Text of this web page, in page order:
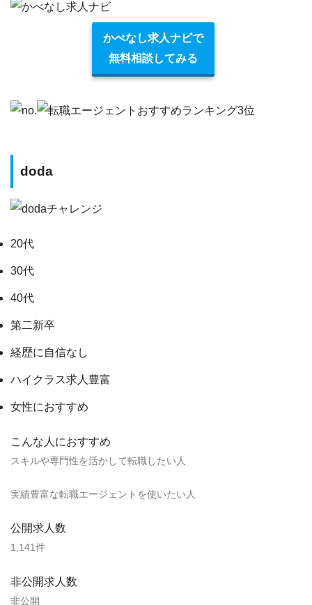
かべなし求人ナビで
無料相談してみる
doda
20代
30代
40代
第二新卒
経歴に自信なし
ハイクラス求人豊富
女性におすすめ
こんな人におすすめ
スキルや専門性を活かして転職したい人
実績豊富な転職エージェントを使いたい人
公開求人数
1,141件
非公開求人数
非公開